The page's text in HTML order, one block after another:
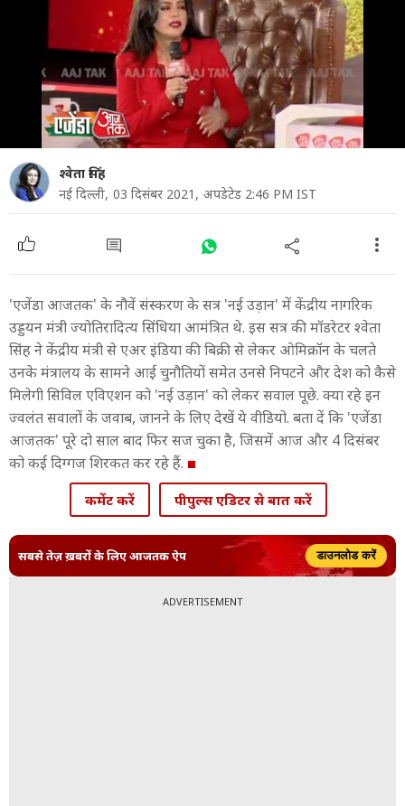
seconds
श्वेता सिंह
नई दिल्ली, 03 दिसंबर 2021, अपडेटेड 2:46 PM IST
'एजेंडा आजतक' के नौवें संस्करण के सत्र 'नई उड़ान' में केंद्रीय नागरिक
उड्डयन मंत्री ज्योतिरादित्य सिंधिया आमंत्र‍ित थे. इस सत्र की मॉडरेटर श्वेता
स‍िंह ने केंद्रीय मंत्री से एअर इंडिया की बिक्री से लेकर ओम‍िक्रॉन के चलते
उनके मंत्रालय के सामने आई चुनौत‍ियों समेत उनसे न‍िपटने और देश को कैसे
म‍िलेगी स‍िव‍िल एव‍िएशन को 'नई उड़ान' को लेकर सवाल पूछे. क्या रहे इन
ज्वलंत सवालों के जवाब, जानने के ल‍िए देखें ये वीड‍ियो. बता दें क‍ि 'एजेंडा
आजतक' पूरे दो साल बाद फ‍िर सज चुका है, ज‍िसमें आज और 4 दिसंबर
को कई दिग्गज श‍िरकत कर रहे हैं.
कमेंट करें पीपुल्स एडिटर से बात करें
सबसे तेज़ ख़बरों के लिए आजतक ऐप डाउनलोड करें
ADVERTISEMENT